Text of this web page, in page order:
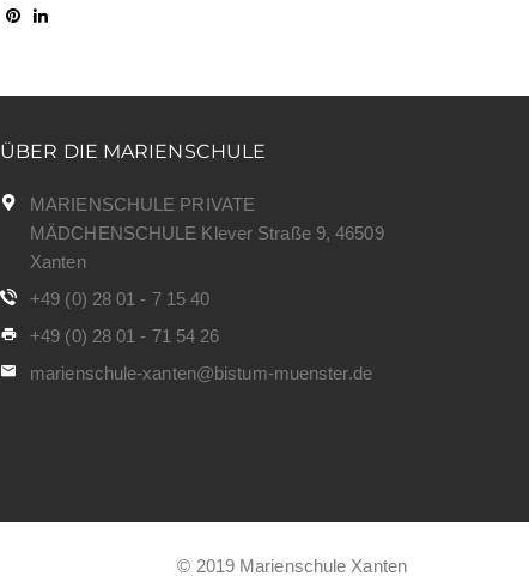
ÜBER DIE MARIENSCHULE
MARIENSCHULE PRIVATE
MÄDCHENSCHULE Klever Straße 9, 46509
Xanten
+49 (0) 28 01 - 7 15 40
+49 (0) 28 01 - 71 54 26
marienschule-xanten@bistum-muenster.de
© 2019 Marienschule Xanten